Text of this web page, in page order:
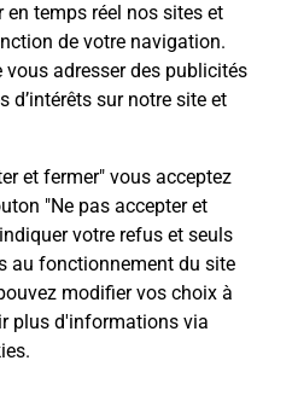
temps réel nos sites et
de votre navigation.
vous adresser des publicités
d’intérêts sur notre site et
et fermer" vous acceptez
"Ne pas accepter et
votre refus et seuls
au fonctionnement du site
modifier vos choix à
plus d'informations via
.
SUR MARNE